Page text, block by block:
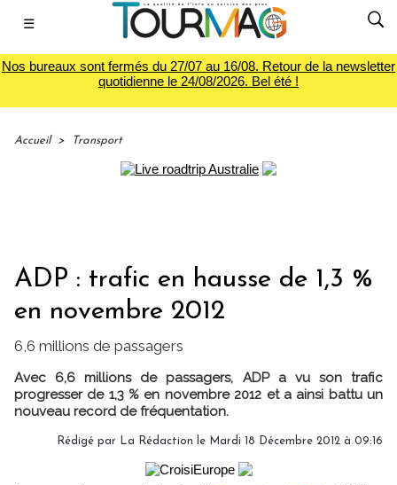
☰
Nos bureaux sont fermés du 27/07 au 16/08. Retour de la newsletter
quotidienne le 24/08/2026. Bel été !
Accueil > Transport
ADP : trafic en hausse de 1,3 %
en novembre 2012
6,6 millions de passagers
Avec 6,6 millions de passagers, ADP a vu son trafic
progresser de 1,3 % en novembre 2012 et a ainsi battu un
nouveau record de fréquentation.
Rédigé par La Rédaction le Mardi 18 Décembre 2012 à 09:16